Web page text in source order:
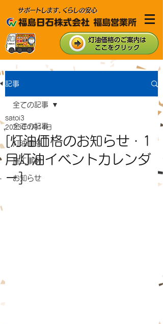
記事
全ての記事
灯油価格
施工事例
お知らせ
全ての記事
[灯油価格のお知らせ・1
月灯油イベントカレンダ
ー]
satoi3
2023年1月14日